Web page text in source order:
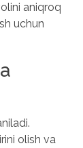
aniqroq
uchun
olish va